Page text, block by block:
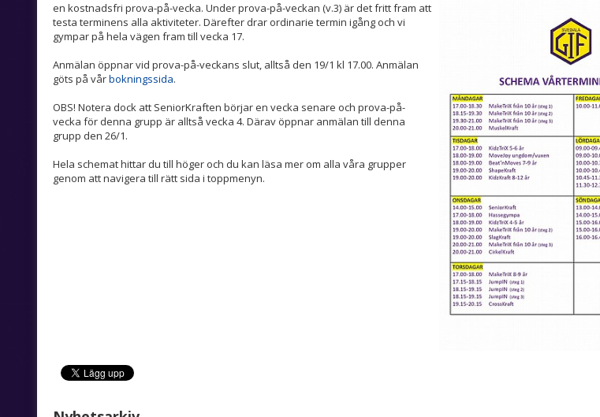
en kostnadsfri prova-på-vecka. Under prova-på-veckan (v.3) är det fritt fram att
testa terminens alla aktiviteter. Därefter drar ordinarie termin igång och vi
gympar på hela vägen fram till vecka 17.
Anmälan öppnar vid prova-på-veckans slut, alltså den 19/1 kl 17.00. Anmälan
göts på vårbokningssida.
OBS! Notera dock att SeniorKraften börjar en vecka senare och prova-på-
vecka för denna grupp är alltså vecka 4. Därav öppnar anmälan till denna
grupp den 26/1.
Hela schemat hittar du till höger och du kan läsa mer om alla våra grupper
genom att navigera till rätt sida i toppmenyn.